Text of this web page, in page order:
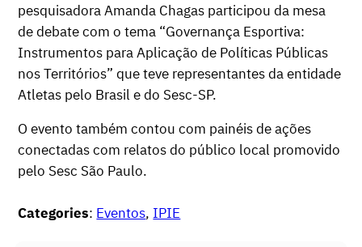
pesquisadora Amanda Chagas participou da mesa
de debate com o tema “Governança Esportiva:
Instrumentos para Aplicação de Políticas Públicas
nos Territórios” que teve representantes da entidade
Atletas pelo Brasil e do Sesc-SP.
O evento também contou com painéis de ações
conectadas com relatos do público local promovido
pelo Sesc São Paulo.
Categories: Eventos, IPIE